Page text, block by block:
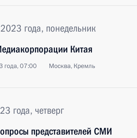
года, понедельник
Китая
года, 07:00 Москва, Кремль
года, четверг
представителей СМИ